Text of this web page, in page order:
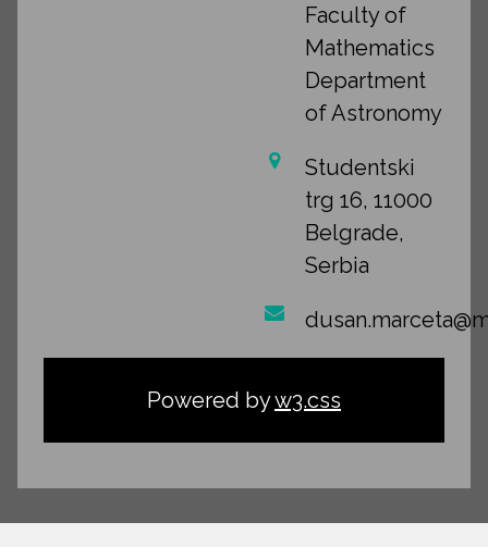
Faculty of
Mathematics
Department
of Astronomy
Studentski
trg 16, 11000
Belgrade,
Serbia
Powered byw3.css